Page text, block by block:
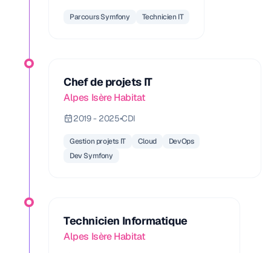
Parcours Symfony Technicien IT
Chef de projets IT
Alpes Isère Habitat
2019 - 2025•CDI
Gestion projets IT Cloud
DevOps
Dev Symfony
Technicien Informatique
Alpes Isère Habitat